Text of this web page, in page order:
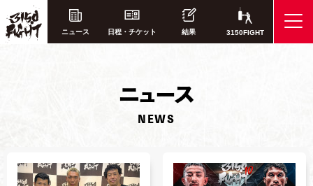
ニュース 日程・チケット 結果 3150FIGHT
ニュース
NEWS